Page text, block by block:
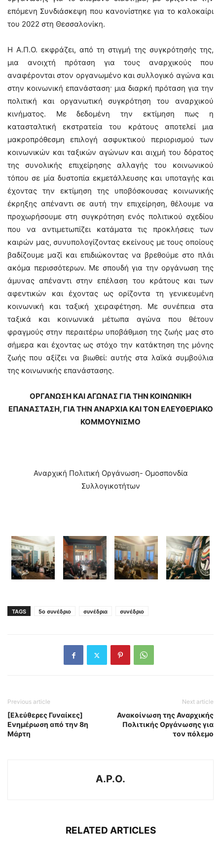
επόμενη Συνδιάσκεψη που κανονίστηκε για το καλοκαίρι
του 2022 στη Θεσσαλονίκη.
Η Α.Π.Ο. εκφράζει, από τη στιγμή της συγκρότησής της,
μια ανοιχτή πρόταση για τους αναρχικούς που
αναφέρονται στον οργανωμένο και συλλογικό αγώνα και
στην κοινωνική επανάσταση· μια διαρκή πρόταση για την
πολιτική και οργανωτική συγκρότηση του αναρχικού
κινήματος. Με δεδομένη την εκτίμηση πως η
κατασταλτική εκστρατεία του κράτους αποτελεί μια
μακροπρόθεσμη επιλογή ασφυκτικού περιορισμού των
κοινωνικών και ταξικών αγώνων και αιχμή του δόρατος
της συνολικής επιχείρησης αλλαγής του κοινωνικού
τόπου σε μία δυστοπία εκμετάλλευσης και υποταγής και
έχοντας την εκτίμηση της υποβόσκουσας κοινωνικής
έκρηξης απέναντι σε αυτή την επιχείρηση, θέλουμε να
προχωρήσουμε στη συγκρότηση ενός πολιτικού σχεδίου
που να αντιμετωπίζει κατάματα τις προκλήσεις των
καιρών μας, συνυπολογίζοντας εκείνους με τους οποίους
βαδίζουμε μαζί και επιδιώκοντας να βρεθούμε στο πλάι
ακόμα περισσότερων. Με σπουδή για την οργάνωση της
άμυνας απέναντι στην επέλαση του κράτους και των
αφεντικών και έχοντας ως ορίζοντα τη γενικευμένη
κοινωνική και ταξική χειραφέτηση. Με συνέπεια στα
ταξικά και κοινωνικά μέτωπα αγώνα που θέτουν
φραγμούς στην περαιτέρω υποβάθμιση της ζωής μας στο
σήμερα και έχοντας ως στόχο την κατάκτηση της μόνης
ζωής που αξίζει να βιωθεί: αυτής στα λαϊκά συμβούλια
της κοινωνικής επανάστασης.
ΟΡΓΑΝΩΣΗ ΚΑΙ ΑΓΩΝΑΣ ΓΙΑ ΤΗΝ ΚΟΙΝΩΝΙΚΗ
ΕΠΑΝΑΣΤΑΣΗ, ΓΙΑ ΤΗΝ ΑΝΑΡΧΙΑ ΚΑΙ ΤΟΝ ΕΛΕΥΘΕΡΙΑΚΟ
ΚΟΜΜΟΥΝΙΣΜΟ
Αναρχική Πολιτική Οργάνωση- Ομοσπονδία
Συλλογικοτήτων
TAGS 5ο συνέδριο συνέδρια συνέδριο
Previous article
[Ελεύθερες Γυναίκες]
Ενημέρωση από την 8η
Μάρτη
Next article
Ανακοίνωση της Αναρχικής
Πολιτικής Οργάνωσης για
τον πόλεμο
A.P.O.
RELATED ARTICLES